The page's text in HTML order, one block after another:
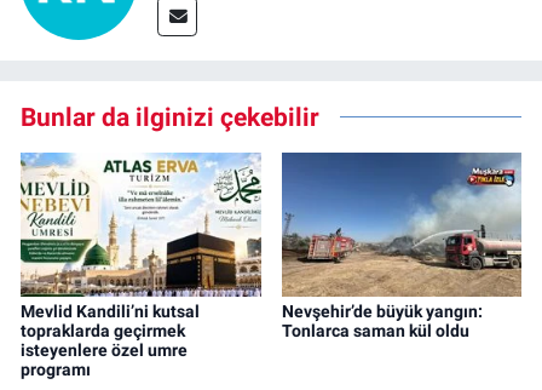
Bunlar da ilginizi çekebilir
Mevlid Kandili’ni kutsal
topraklarda geçirmek
isteyenlere özel umre
programı
Nevşehir’de büyük yangın:
Tonlarca saman kül oldu